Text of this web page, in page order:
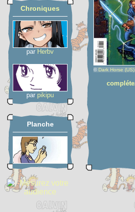
Chroniques
par Herbv
par pikipu
Planche
© Dark Horse (US)